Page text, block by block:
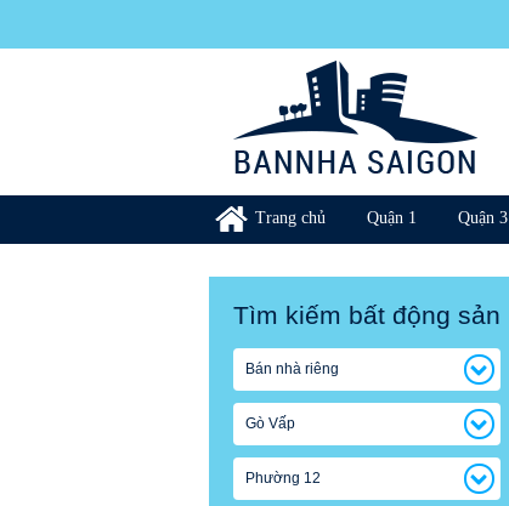
Trang chủ Quận 1 Quận 3
Tìm kiếm bất động sản
Bán nhà riêng
Gò Vấp
Phường 12